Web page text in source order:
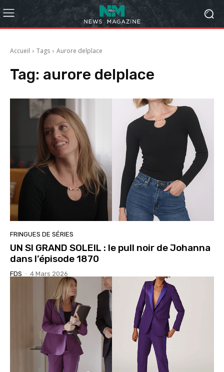
Accueil Tags Aurore delplace
Tag: aurore delplace
FRINGUES DE SÉRIES
UN SI GRAND SOLEIL : le pull noir de Johanna
dans l’épisode 1870
FDS - 4 Mars 2026